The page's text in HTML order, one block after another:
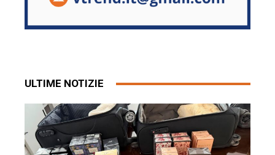
ULTIME NOTIZIE